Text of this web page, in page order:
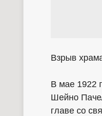
Взрыв
В мае 1922
Шейно
главе со